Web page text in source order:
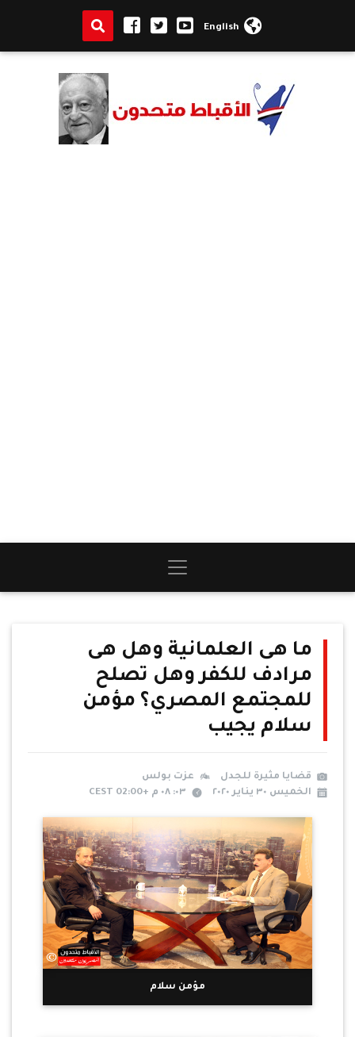
English
ما هى العلمانية وهل هى
مرادف للكفر وهل تصلح
للمجتمع المصري؟ مؤمن
سلام يجيب
قضايا مثيرة للجدل
عزت بولس
الخميس ٣٠ يناير ٢٠٢٠
٠٣: ٠٨ م +02:00 CEST
مؤمن سلام